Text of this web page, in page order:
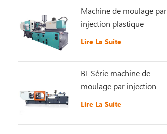
Machine de moulage par
injection plastique
récemment améliorée
Lire La Suite
BT Série machine de
moulage par injection
plastique à grande
Lire La Suite